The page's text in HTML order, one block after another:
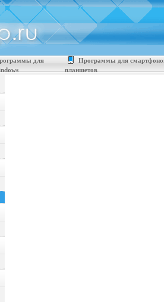
для
Программы для
планшетов